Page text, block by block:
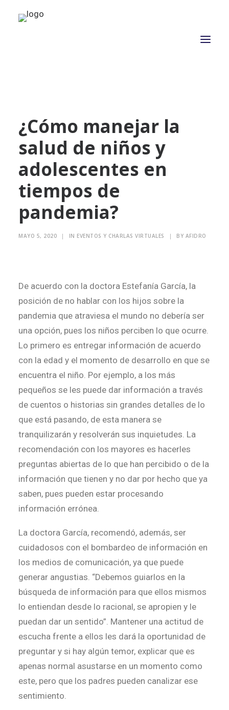
PROPÓSITO
PROYECTOS
ASOCIADOS
CONTACTO
CAMPAÑAS
¿Cómo manejar la
salud de niños y
adolescentes en
tiempos de
pandemia?
MAYO 5, 2020 | IN EVENTOS Y CHARLAS VIRTUALES | BY AFIDRO
De acuerdo con la doctora Estefanía García, la
posición de no hablar con los hijos sobre la
pandemia que atraviesa el mundo no debería ser
una opción, pues los niños perciben lo que ocurre.
Lo primero es entregar información de acuerdo
con la edad y el momento de desarrollo en que se
encuentra el niño. Por ejemplo, a los más
pequeños se les puede dar información a través
de cuentos o historias sin grandes detalles de lo
que está pasando, de esta manera se
tranquilizarán y resolverán sus inquietudes. La
recomendación con los mayores es hacerles
preguntas abiertas de lo que han percibido o de la
información que tienen y no dar por hecho que ya
saben, pues pueden estar procesando
información errónea.
La doctora García, recomendó, además, ser
cuidadosos con el bombardeo de información en
los medios de comunicación, ya que puede
generar angustias. “Debemos guiarlos en la
búsqueda de información para que ellos mismos
lo entiendan desde lo racional, se apropien y le
puedan dar un sentido”. Mantener una actitud de
escucha frente a ellos les dará la oportunidad de
preguntar y si hay algún temor, explicar que es
apenas normal asustarse en un momento como
este, pero que los padres pueden canalizar ese
sentimiento.